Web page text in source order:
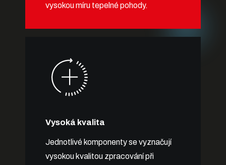
vysokou míru tepelné pohody.
Vysoká kvalita
Jednotlivé komponenty se vyznačují
vysokou kvalitou zpracování při